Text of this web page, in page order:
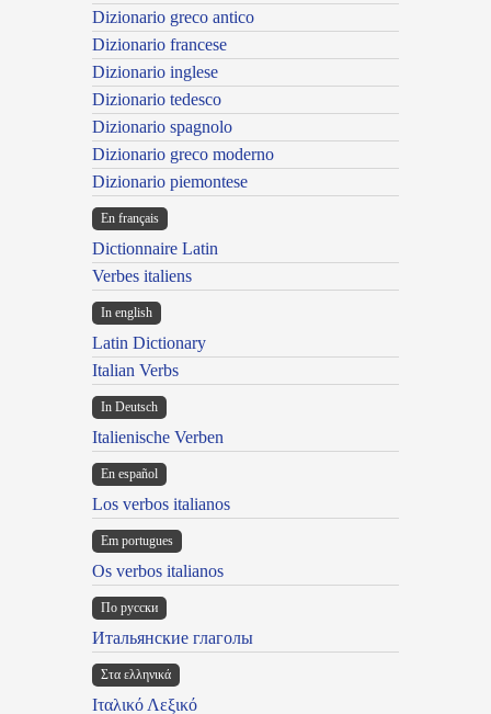
Dizionario greco antico
Dizionario francese
Dizionario inglese
Dizionario tedesco
Dizionario spagnolo
Dizionario greco moderno
Dizionario piemontese
En français
Dictionnaire Latin
Verbes italiens
In english
Latin Dictionary
Italian Verbs
In Deutsch
Italienische Verben
En español
Los verbos italianos
Em portugues
Os verbos italianos
По русски
Итальянские глаголы
Στα ελληνικά
Ιταλικό Λεξικό